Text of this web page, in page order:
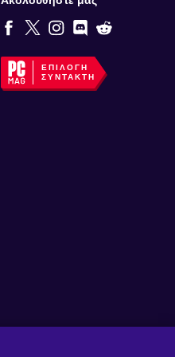
ΕΠΙΛΟΓΉ
ΣΥΝΤΆΚΤΗ